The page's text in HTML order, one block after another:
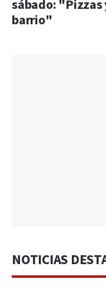
sábado: "Pizzas
barrio"
NOTICIAS